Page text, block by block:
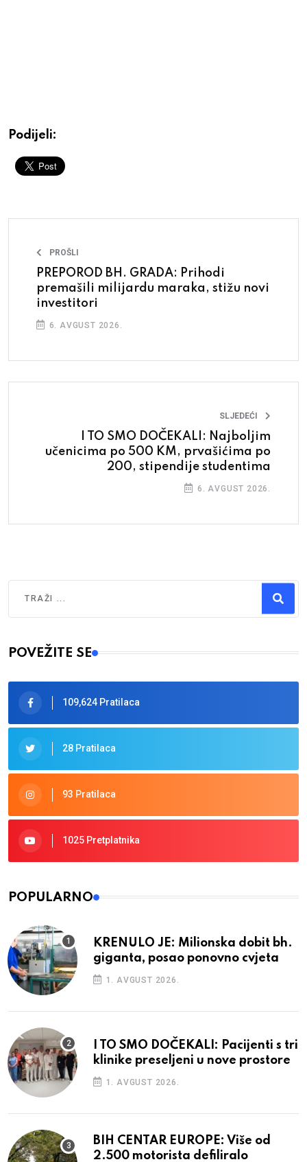
Podijeli:
PROŠLI
PREPOROD BH. GRADA: Prihodi
premašili milijardu maraka, stižu novi
investitori
6. AVGUST 2026.
SLJEDEĆI
I TO SMO DOČEKALI: Najboljim
učenicima po 500 KM, prvašićima po
200, stipendije studentima
6. AVGUST 2026.
Type 2 or more characters for results.
POVEŽITE SE
109,624 Pratilaca
28 Pratilaca
93 Pratilaca
1025 Pretplatnika
POPULARNO
KRENULO JE: Milionska dobit bh.
giganta, posao ponovno cvjeta
1. AVGUST 2026.
I TO SMO DOČEKALI: Pacijenti s tri
klinike preseljeni u nove prostore
1. AVGUST 2026.
BIH CENTAR EUROPE: Više od
2.500 motorista defiliralo